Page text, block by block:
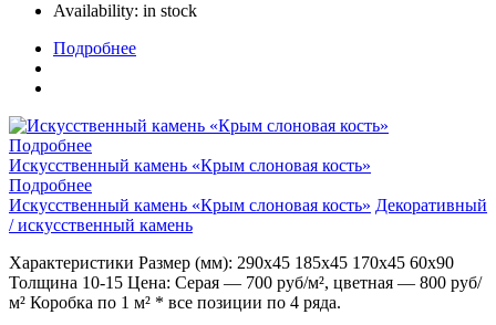
Availability: in stock
Подробнее
Подробнее
Искусственный камень «Крым слоновая кость»
Подробнее
Искусственный камень «Крым слоновая кость» Декоративный
/ искусственный камень
Характеристики Размер (мм): 290х45 185х45 170х45 60х90
Толщина 10-15 Цена: Серая — 700 руб/м², цветная — 800 руб/
м² Коробка по 1 м² * все позиции по 4 ряда.